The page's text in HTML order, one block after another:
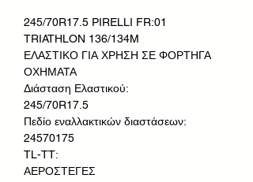
245/70R17.5 PIRELLI FR:01
TRIATHLON 136/134M
ΕΛΑΣΤΙΚΟ ΓΙΑ ΧΡΗΣΗ ΣΕ ΦΟΡΤΗΓΑ
ΟΧΗΜΑΤΑ
Διάσταση Ελαστικού:
245/70R17.5
Πεδίο εναλλακτικών διαστάσεων:
24570175
TL-TT:
ΑΕΡΟΣΤΕΓΕΣ